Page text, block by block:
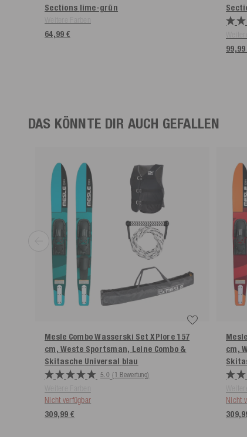
Sections lime-grün
64,99 €
99,99
DAS KÖNNTE DIR AUCH GEFALLEN
Mesle Combo Wasserski Set XPlore 157
cm, Weste Sportsman, Leine Combo &
Skitasche Universal blau
5.0 (1 Bewertung)
Nicht verfügbar
309,99 €
cm,
Nicht